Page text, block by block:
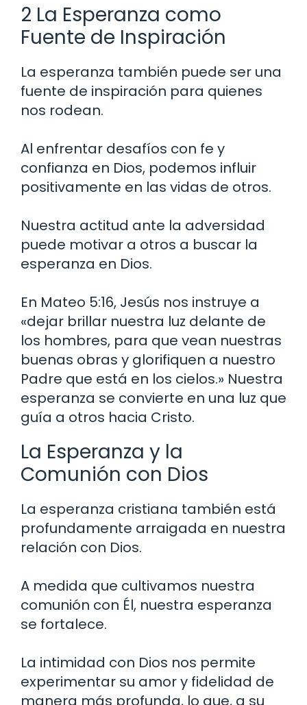
2 La Esperanza como
Fuente de Inspiración
La esperanza también puede ser una
fuente de inspiración para quienes
nos rodean.
Al enfrentar desafíos con fe y
confianza en Dios, podemos influir
positivamente en las vidas de otros.
Nuestra actitud ante la adversidad
puede motivar a otros a buscar la
esperanza en Dios.
En Mateo 5:16, Jesús nos instruye a
«dejar brillar nuestra luz delante de
los hombres, para que vean nuestras
buenas obras y glorifiquen a nuestro
Padre que está en los cielos.» Nuestra
esperanza se convierte en una luz que
guía a otros hacia Cristo.
La Esperanza y la
Comunión con Dios
La esperanza cristiana también está
profundamente arraigada en nuestra
relación con Dios.
A medida que cultivamos nuestra
comunión con Él, nuestra esperanza
se fortalece.
La intimidad con Dios nos permite
experimentar su amor y fidelidad de
manera más profunda, lo que, a su